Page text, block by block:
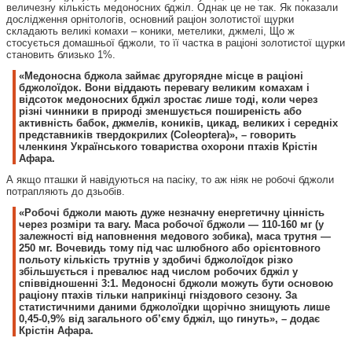
величезну кількість медоносних бджіл. Однак це не так. Як показали
дослідження орнітологів, основний раціон золотистої щурки
складають великі комахи – коники, метелики, джмелі, Що ж
стосується домашньої бджоли, то її частка в раціоні золотистої щурки
становить близько 1%.
«Медоносна бджола займає другорядне місце в раціоні
бджолоїдок. Вони віддають перевагу великим комахам і
відсоток медоносних бджіл зростає лише тоді, коли через
різні чинники в природі зменшується поширеність або
активність бабок, джмелів, коників, цикад, великих і середніх
представників твердокрилих (Сoleoptera)», – говорить
членкиня Українського товариства охорони птахів Крістін
Афара.
А якщо пташки й навідуються на пасіку, то аж ніяк не робочі бджоли
потрапляють до дзьобів.
«Робочі бджоли мають дуже незначну енергетичну цінність
через розміри та вагу. Маса робочої бджоли — 110-160 мг (у
залежності від наповнення медового зобика), маса трутня —
250 мг. Вочевидь тому під час шлюбного або орієнтовного
польоту кількість трутнів у здобичі бджолоїдок різко
збільшується і превалює над числом робочих бджіл у
співвідношенні 3:1. Медоносні бджоли можуть бути основою
раціону птахів тільки наприкінці гніздового сезону. За
статистичними даними бджолоїдки щорічно знищують лише
0,45-0,9% від загального об’єму бджіл, що гинуть», – додає
Крістін Афара.